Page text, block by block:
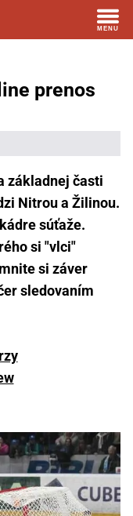
prenos
základnej časti
Nitrou a Žilinou.
súťaže.
si "vlci"
si záver
sledovaním